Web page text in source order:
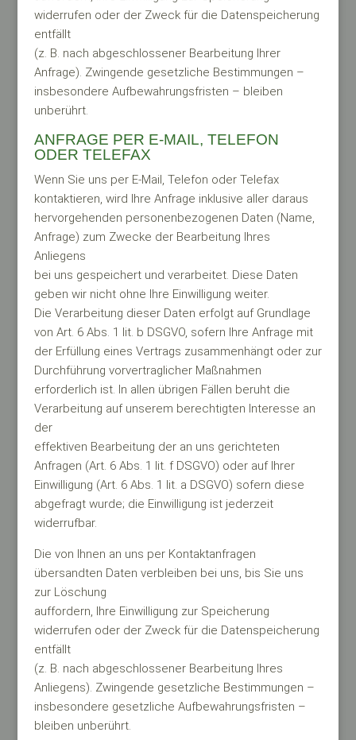
widerrufen oder der Zweck für die Datenspeicherung
entfällt
(z. B. nach abgeschlossener Bearbeitung Ihrer
Anfrage). Zwingende gesetzliche Bestimmungen –
insbesondere Aufbewahrungsfristen – bleiben
unberührt.
ANFRAGE PER E-MAIL, TELEFON
ODER TELEFAX
Wenn Sie uns per E-Mail, Telefon oder Telefax
kontaktieren, wird Ihre Anfrage inklusive aller daraus
hervorgehenden personenbezogenen Daten (Name,
Anfrage) zum Zwecke der Bearbeitung Ihres
Anliegens
bei uns gespeichert und verarbeitet. Diese Daten
geben wir nicht ohne Ihre Einwilligung weiter.
Die Verarbeitung dieser Daten erfolgt auf Grundlage
von Art. 6 Abs. 1 lit. b DSGVO, sofern Ihre Anfrage mit
der Erfüllung eines Vertrags zusammenhängt oder zur
Durchführung vorvertraglicher Maßnahmen
erforderlich ist. In allen übrigen Fällen beruht die
Verarbeitung auf unserem berechtigten Interesse an
der
effektiven Bearbeitung der an uns gerichteten
Anfragen (Art. 6 Abs. 1 lit. f DSGVO) oder auf Ihrer
Einwilligung (Art. 6 Abs. 1 lit. a DSGVO) sofern diese
abgefragt wurde; die Einwilligung ist jederzeit
widerrufbar.
Die von Ihnen an uns per Kontaktanfragen
übersandten Daten verbleiben bei uns, bis Sie uns
zur Löschung
auffordern, Ihre Einwilligung zur Speicherung
widerrufen oder der Zweck für die Datenspeicherung
entfällt
(z. B. nach abgeschlossener Bearbeitung Ihres
Anliegens). Zwingende gesetzliche Bestimmungen –
insbesondere gesetzliche Aufbewahrungsfristen –
bleiben unberührt.